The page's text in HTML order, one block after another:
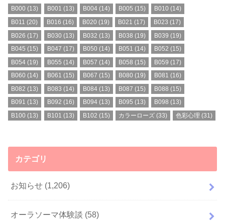
B000 (13) B001 (13) B004(14) B005 (15) B010 (14)
B011 (20) B016 (16) B020 (19) B021 (17) B023 (17)
B026 (17) B030 (13) B032 (13) B038 (19) B039 (19)
B045 (15) B047 (17) B050 (14) B051 (14) B052 (15)
B054 (19) B055 (14) B057 (14) B058 (15) B059 (17)
B060 (14) B061 (15) B067 (15) B080 (19) B081 (16)
B082 (13) B083 (14) B084(13) B087 (15) B088 (15)
B091 (13) B092 (16) B094(13) B095 (13) B098 (13)
B100 (13) B101 (13) B102 (15) カラーローズ (33) 色彩心理 (31)
カテゴリ
お知らせ (1,206)
オーラソーマ体験談 (58)